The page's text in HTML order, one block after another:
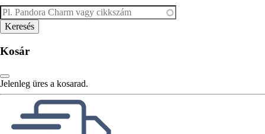
Kosár
Jelenleg üres a kosarad.